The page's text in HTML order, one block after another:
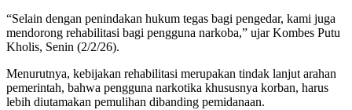
“Selain dengan penindakan hukum tegas bagi pengedar, kami juga
mendorong rehabilitasi bagi pengguna narkoba,” ujar Kombes Putu
Kholis, Senin (2/2/26).
Menurutnya, kebijakan rehabilitasi merupakan tindak lanjut arahan
pemerintah, bahwa pengguna narkotika khususnya korban, harus
lebih diutamakan pemulihan dibanding pemidanaan.